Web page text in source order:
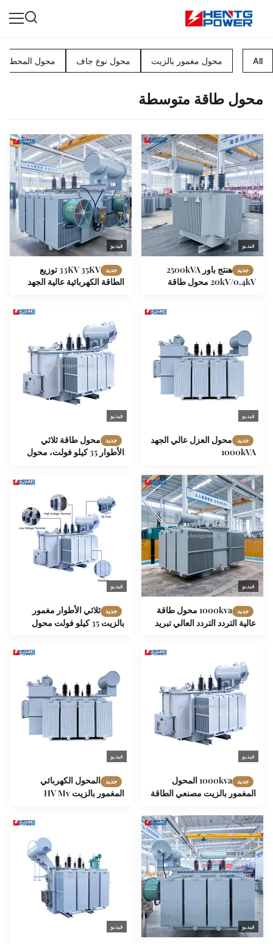
All محول مغمور بالزيت محول نوع جاف محول المحطة
محول طاقة متوسطة
فيديو
جديد
هنتج باور 2500kVA
20kV/0.4kV محول طاقة
فيديو
جديد
33KV 35KV توزيع
الطاقة الكهربائية عالية الجهد
فيديو
جديد
محول العزل عالي الجهد
1000kVA
فيديو
جديد
محول طاقة ثلاثي
الأطوار 35 كيلو فولت، محول
فيديو
جديد
1000kva محول طاقة
عالية التردد التردد العالي تبريد
فيديو
جديد
ثلاثي الأطوار مغمور
بالزيت 35 كيلو فولت محول
أمبير 1000 كيلو فولت أمبير
1250 كيلو فولت أمبير
فيديو
جديد
1000kva المحول
المغمور بالزيت مصنعي الطاقة
محول HV Step Down
فيديو
جديد
المحول الكهربائي
المغمور بالزيت HV Mv
فيديو فيديو